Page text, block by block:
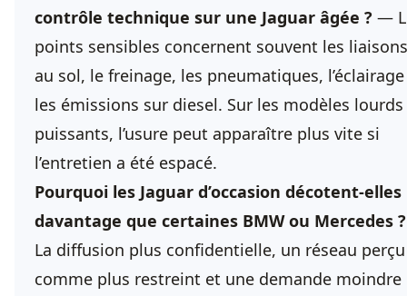
contrôle technique sur une Jaguar âgée ? —
points sensibles concernent souvent les liaisons
au sol, le freinage, les pneumatiques,
les émissions sur diesel. Sur les modèles
puissants, l’usure peut apparaître plus vite si
l’entretien a été espacé.
Pourquoi les Jaguar d’occasion décotent-elles
davantage que certaines BMW ou Mercedes ?
La diffusion plus confidentielle, un réseau perçu
comme plus restreint et une demande moindre